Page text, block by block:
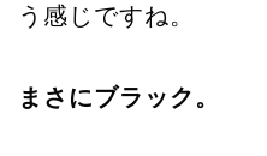
う感じですね。
まさにブラック。